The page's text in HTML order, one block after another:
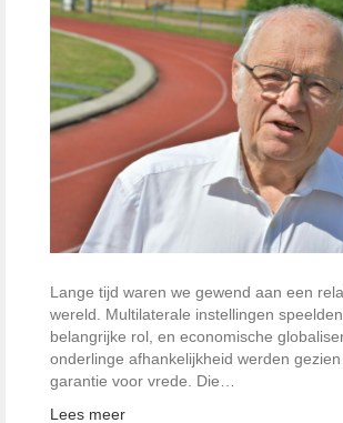
Lange tijd waren we gewend aan een
wereld. Multilaterale instellingen
belangrijke rol, en economische
onderlinge afhankelijkheid werden
garantie voor vrede. Die…
Lees meer